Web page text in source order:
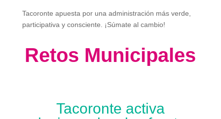
Tacoronte apuesta por una administración más verde,
participativa y consciente. ¡Súmate al cambio!
Retos Municipales
Tacoronte activa